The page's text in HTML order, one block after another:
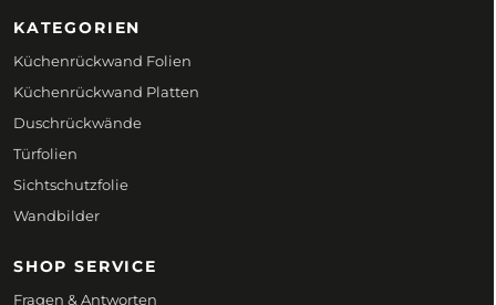
KATEGORIEN
Küchenrückwand Folien
Küchenrückwand Platten
Duschrückwände
Türfolien
Sichtschutzfolie
Wandbilder
SHOP SERVICE
Fragen & Antworten